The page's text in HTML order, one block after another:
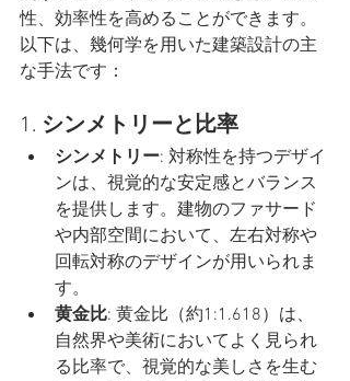
性、効率性を高めることができます。
以下は、幾何学を用いた建築設計の主
な手法です：
1. シンメトリーと比率
シンメトリー: 対称性を持つデザイ
ンは、視覚的な安定感とバランス
を提供します。建物のファサード
や内部空間において、左右対称や
回転対称のデザインが用いられま
す。
黄金比: 黄金比（約1:1.618）は、
自然界や美術においてよく見られ
る比率で、視覚的な美しさを生む